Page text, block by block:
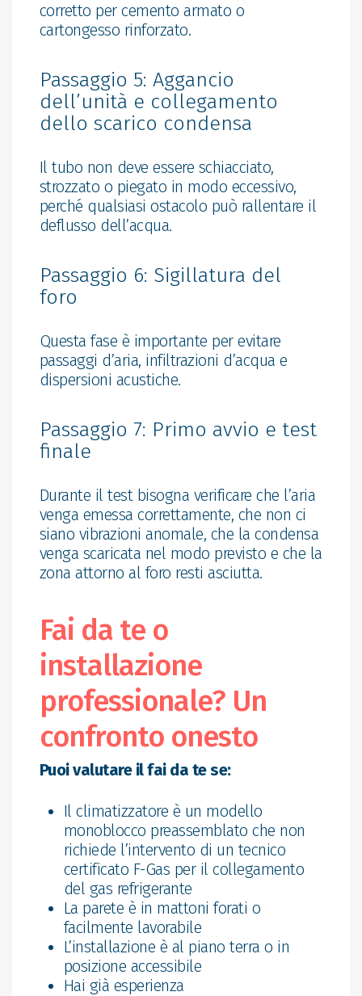
corretto per cemento armato o
cartongesso rinforzato.
Passaggio 5: Aggancio
dell’unità e collegamento
dello scarico condensa
Il tubo non deve essere schiacciato,
strozzato o piegato in modo eccessivo,
perché qualsiasi ostacolo può rallentare il
deflusso dell’acqua.
Passaggio 6: Sigillatura del
foro
Questa fase è importante per evitare
passaggi d’aria, infiltrazioni d’acqua e
dispersioni acustiche.
Passaggio 7: Primo avvio e test
finale
Durante il test bisogna verificare che l’aria
venga emessa correttamente, che non ci
siano vibrazioni anomale, che la condensa
venga scaricata nel modo previsto e che la
zona attorno al foro resti asciutta.
Fai da te o
installazione
professionale? Un
confronto onesto
Puoi valutare il fai da te se:
Il climatizzatore è un modello
monoblocco preassemblato che non
richiede l’intervento di un tecnico
certificato F-Gas per il collegamento
del gas refrigerante
La parete è in mattoni forati o
facilmente lavorabile
L’installazione è al piano terra o in
posizione accessibile
Hai già esperienza